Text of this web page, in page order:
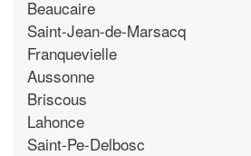
Beaucaire
Saint-Jean-de-Marsacq
Franquevielle
Aussonne
Briscous
Lahonce
Saint-Pe-Delbosc